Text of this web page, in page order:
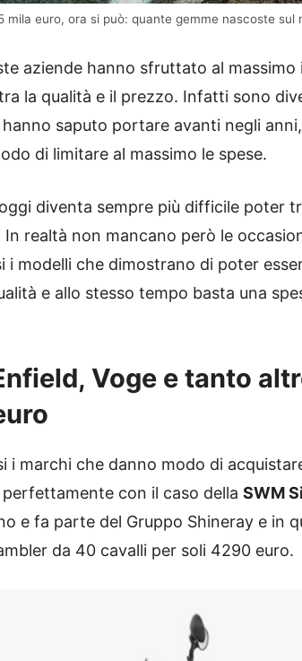
mila euro, ora si può: quante gemme nascoste
aziende hanno sfruttato al
la qualità e il prezzo. Infatti sono
saputo portare avanti negli
di limitare al massimo le spese.
diventa sempre più difficile poter
In realtà non mancano però le
i modelli che dimostrano di poter
e allo stesso tempo basta una
Voge e tanto
i marchi che danno modo di
perfettamente con il caso della SWM
e fa parte del Gruppo Shineray e in
da 40 cavalli per soli 4290 euro.